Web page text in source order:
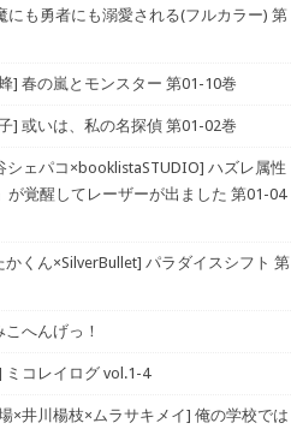
にも勇者にも溺愛される(フルカラー) 第
] 春の嵐とモンスター 第01-10巻
] 或いは、私の名探偵 第01-02巻
シェパコ×booklistaSTUDIO] ハズレ属性
が覚醒してレーザーが出ました 第01-04
かくん×SilverBullet] パラダイスシフト 第
へんげっ！
ミコレイログ vol.1-4
×井川楊枝×ムラサキメイ] 俺の学校では